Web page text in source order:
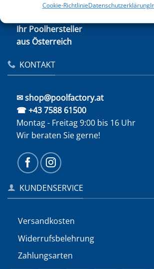
Cookie-RichtlinieDatenschutzerklärung
Ihr Poolhersteller
aus Österreich
KONTAKT
✉ shop@poolfactory.at
☎ +43 7588 61500
Montag - Freitag 9:00 bis 16 Uhr
Wir beraten Sie gerne!
KUNDENSERVICE
Versandkosten
Widerrufs­belehrung
Zahlungsarten